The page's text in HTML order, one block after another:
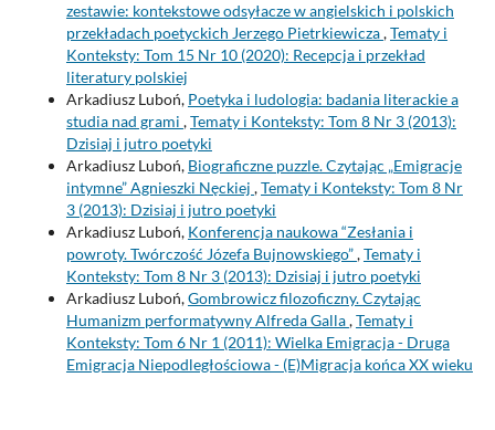
zestawie: kontekstowe odsyłacze w angielskich i polskich
przekładach poetyckich Jerzego Pietrkiewicza,Tematy i
Konteksty: Tom 15 Nr 10 (2020): Recepcja i przekład
literatury polskiej
Arkadiusz Luboń, Poetyka i ludologia: badania literackie a
studia nad grami ,Tematy i Konteksty: Tom 8 Nr 3 (2013):
Dzisiaj i jutro poetyki
Arkadiusz Luboń, Biograficzne puzzle. Czytając „Emigracje
intymne” Agnieszki Nęckiej ,Tematy i Konteksty: Tom 8 Nr
3 (2013): Dzisiaj i jutro poetyki
Arkadiusz Luboń, Konferencja naukowa “Zesłania i
powroty. Twórczość Józefa Bujnowskiego”,Tematy i
Konteksty: Tom 8 Nr 3 (2013): Dzisiaj i jutro poetyki
Arkadiusz Luboń,Gombrowicz filozoficzny. Czytając
Humanizm performatywny Alfreda Galla,Tematy i
Konteksty: Tom 6 Nr 1 (2011): Wielka Emigracja - Druga
Emigracja Niepodległościowa - (E)Migracja końca XX wieku